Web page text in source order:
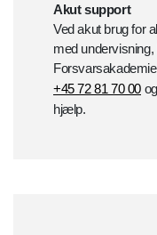
Akut support
Ved akut brug for
med undervisning,
+45 72 81 70 00
hjælp.